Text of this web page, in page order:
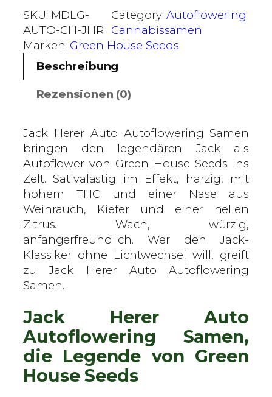
0
,
0
€
c
k
H
e
u
t
o
–
G
r
e
e
n
H
o
s
e
S
e
e
SKU: MDLG-
AUTO-GH-JHR
Category:Autoflowering
Cannabissamen
Marken: Green House Seeds
Beschreibung
Rezensionen (0)
Jack Herer Auto Autoflowering Samen
bringen den legendären Jack als
Autoflower von Green House Seeds ins
Zelt. Sativalastig im Effekt, harzig, mit
hohem THC und einer Nase aus
Weihrauch, Kiefer und einer hellen
Zitrus. Wach, würzig,
anfängerfreundlich. Wer den Jack-
Klassiker ohne Lichtwechsel will, greift
zu Jack Herer Auto Autoflowering
Samen.
Jack Herer Auto
Autoflowering Samen,
die Legende von Green
House Seeds